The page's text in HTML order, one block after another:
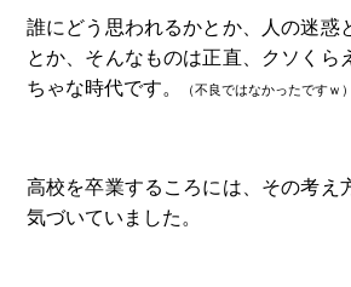
誰にどう思われるかとか、人の迷惑
とか、そんなものは正直、クソくら
ちゃな時代です。
（不良ではなかったですｗ）
高校を卒業するころには、その考え
気づいていました。